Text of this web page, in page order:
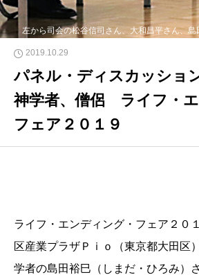
左から司会の松谷信司さん、大和昌平さん、
2019.10.29
パネル・ディスカッショ
神学者、僧侶 ライフ・エ
フェア２０１９
ライフ・エンディング・フェア２０
区産業プラザＰｉｏ（東京都大田区
学者の島田裕巳（しまだ・ひろみ）